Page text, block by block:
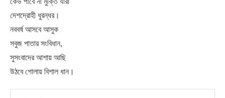
দেশদ্রোহী ধুরন্ধর।
নববর্ষ আসবে আসুক
সবুজ পাতার সংবিধান,
সুসংবাদের আশায় আছি
উঠবে গোলায় বিশাল ধান।